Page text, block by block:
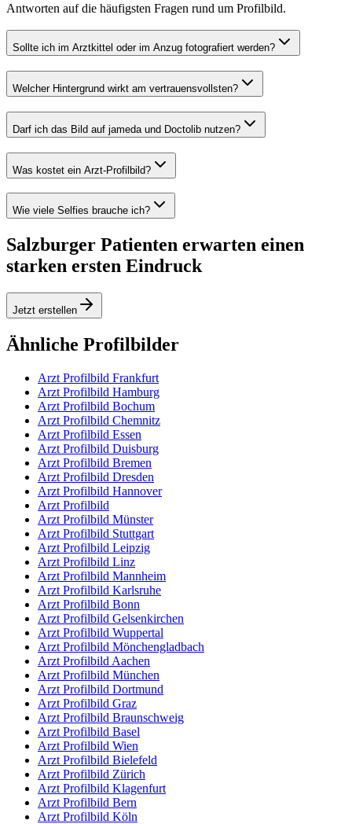
Antworten auf die häufigsten Fragen rund um Profilbild.
Sollte ich im Arztkittel oder im Anzug fotografiert werden?
Welcher Hintergrund wirkt am vertrauensvollsten?
Darf ich das Bild auf jameda und Doctolib nutzen?
Was kostet ein Arzt-Profilbild?
Wie viele Selfies brauche ich?
Salzburger Patienten erwarten einen
starken ersten Eindruck
Jetzt erstellen
Ähnliche Profilbilder
Arzt Profilbild Frankfurt
Arzt Profilbild Hamburg
Arzt Profilbild Bochum
Arzt Profilbild Chemnitz
Arzt Profilbild Essen
Arzt Profilbild Duisburg
Arzt Profilbild Bremen
Arzt Profilbild Dresden
Arzt Profilbild Hannover
Arzt Profilbild
Arzt Profilbild Münster
Arzt Profilbild Stuttgart
Arzt Profilbild Leipzig
Arzt Profilbild Linz
Arzt Profilbild Mannheim
Arzt Profilbild Karlsruhe
Arzt Profilbild Bonn
Arzt Profilbild Gelsenkirchen
Arzt Profilbild Wuppertal
Arzt Profilbild Mönchengladbach
Arzt Profilbild Aachen
Arzt Profilbild München
Arzt Profilbild Dortmund
Arzt Profilbild Graz
Arzt Profilbild Braunschweig
Arzt Profilbild Basel
Arzt Profilbild Wien
Arzt Profilbild Bielefeld
Arzt Profilbild Zürich
Arzt Profilbild Klagenfurt
Arzt Profilbild Bern
Arzt Profilbild Köln